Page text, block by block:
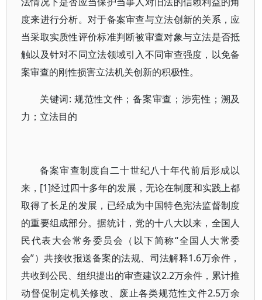
度来进行分析。对于备案审查与立法创新的关系，应
当采取实质性评价标准判断被审查对象与立法是否抵
触以及针对不同立法领域引入不同审查强度，以免备
案审查的刚性损害立法机关创新的积极性。
关键词: 规范性文件；备案审查；涉宪性；溯及
力；立法目的
备案审查制度自二十世纪八十年代前后形成以
来，[1]经过四十多年的发展，无论在制度和实践上都
取得了长足的发展，已经成为中国特色宪法监督制度
的重要组成部分。据统计，党的十八大以来，全国人
民代表大会常务委员会（以下简称“全国人大常委
会”）共接收报送备案的法规、司法解释1.6万余件，
共收到公民、组织提出的审查建议2.2万余件，累计推
动督促制定机关修改、废止各类规范性文件2.5万余